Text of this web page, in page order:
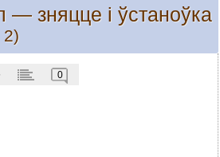
зняцце і ўстаноўка
2)
0